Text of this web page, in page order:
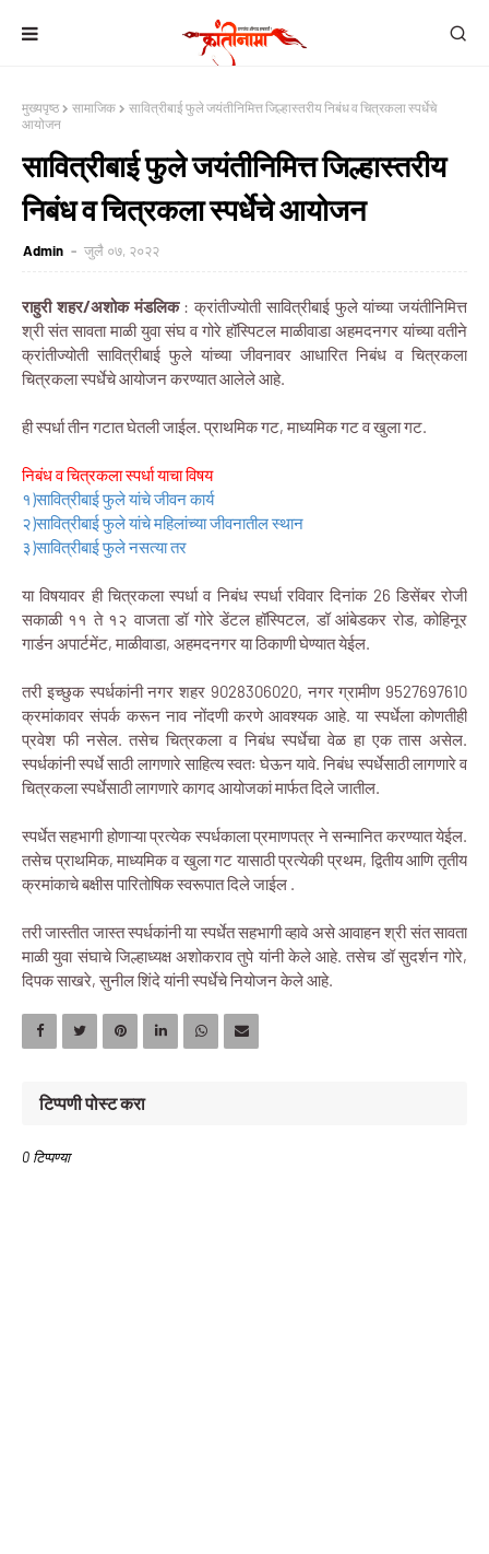
मुख्यपृष्ठ सामाजिक
सावित्रीबाई फुले जयंतीनिमित्त जिल्हास्तरीय निबंध व चित्रकला स्पर्धेचे
आयोजन
सावित्रीबाई फुले जयंतीनिमित्त जिल्हास्तरीय
निबंध व चित्रकला स्पर्धेचे आयोजन
Admin जुलै ०७, २०२२
राहुरी शहर/अशोक मंडलिक: क्रांतीज्योती सावित्रीबाई फुले यांच्या जयंतीनिमित्त
श्री संत सावता माळी युवा संघ व गोरे हॉस्पिटल माळीवाडा अहमदनगर यांच्या वतीने
क्रांतीज्योती सावित्रीबाई फुले यांच्या जीवनावर आधारित निबंध व चित्रकला
चित्रकला स्पर्धेचे आयोजन करण्यात आलेले आहे.
ही स्पर्धा तीन गटात घेतली जाईल. प्राथमिक गट, माध्यमिक गट व खुला गट.
निबंध व चित्रकला स्पर्धा याचा विषय
१)सावित्रीबाई फुले यांचे जीवन कार्य
२)सावित्रीबाई फुले यांचे महिलांच्या जीवनातील स्थान
३)सावित्रीबाई फुले नसत्या तर
या विषयावर ही चित्रकला स्पर्धा व निबंध स्पर्धा रविवार दिनांक 26 डिसेंबर रोजी
सकाळी ११ ते १२ वाजता डॉ गोरे डेंटल हॉस्पिटल, डॉ आंबेडकर रोड, कोहिनूर
गार्डन अपार्टमेंट, माळीवाडा, अहमदनगर या ठिकाणी घेण्यात येईल.
तरी इच्छुक स्पर्धकांनी नगर शहर 9028306020, नगर ग्रामीण 9527697610
क्रमांकावर संपर्क करून नाव नोंदणी करणे आवश्यक आहे. या स्पर्धेला कोणतीही
प्रवेश फी नसेल. तसेच चित्रकला व निबंध स्पर्धेचा वेळ हा एक तास असेल.
स्पर्धकांनी स्पर्धे साठी लागणारे साहित्य स्वतः घेऊन यावे. निबंध स्पर्धेसाठी लागणारे व
चित्रकला स्पर्धेसाठी लागणारे कागद आयोजकां मार्फत दिले जातील.
स्पर्धेत सहभागी होणाऱ्या प्रत्येक स्पर्धकाला प्रमाणपत्र ने सन्मानित करण्यात येईल.
तसेच प्राथमिक, माध्यमिक व खुला गट यासाठी प्रत्येकी प्रथम, द्वितीय आणि तृतीय
क्रमांकाचे बक्षीस पारितोषिक स्वरूपात दिले जाईल .
तरी जास्तीत जास्त स्पर्धकांनी या स्पर्धेत सहभागी व्हावे असे आवाहन श्री संत सावता
माळी युवा संघाचे जिल्हाध्यक्ष अशोकराव तुपे यांनी केले आहे. तसेच डॉ सुदर्शन गोरे,
दिपक साखरे, सुनील शिंदे यांनी स्पर्धेचे नियोजन केले आहे.
टिप्पणी पोस्ट करा
0 टिप्पण्या